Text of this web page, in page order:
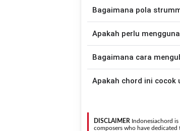
chord gitar yang
Bagaimana pola
Down - Down - Up - Up -
Kalimantan.
Apakah perlu
asli penyanyi,
Bagaimana cara
nada. Seluruh chord akan berubah secara otomatis tanpa mengubah lirik
Apakah chord ini cocok
DISCLAIMER Indonesiachord
composers who have